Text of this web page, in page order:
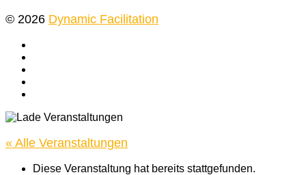
© 2026 Dynamic Facilitation
« Alle Veranstaltungen
Diese Veranstaltung hat bereits stattgefunden.